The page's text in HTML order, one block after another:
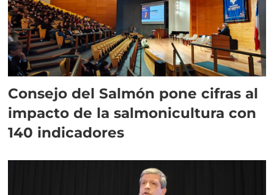
Consejo del Salmón pone cifras al
impacto de la salmonicultura con
140 indicadores